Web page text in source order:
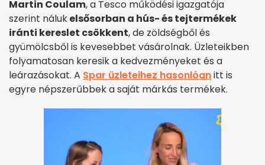
Martin Coulam, a Tesco működési igazgatója
szerint nálukelsősorban a hús- és tejtermékek
iránti kereslet csökkent, de zöldségből és
gyümölcsből is kevesebbet vásárolnak. Üzleteikben
folyamatosan keresik a kedvezményeket és a
leárazásokat. A Spar üzleteihez hasonlóanitt is
egyre népszerűbbek a saját márkás termékek.